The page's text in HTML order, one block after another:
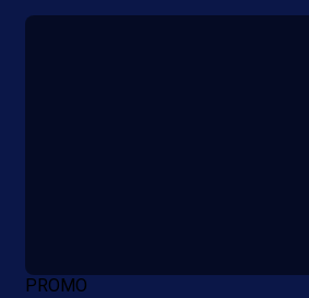
PROMO